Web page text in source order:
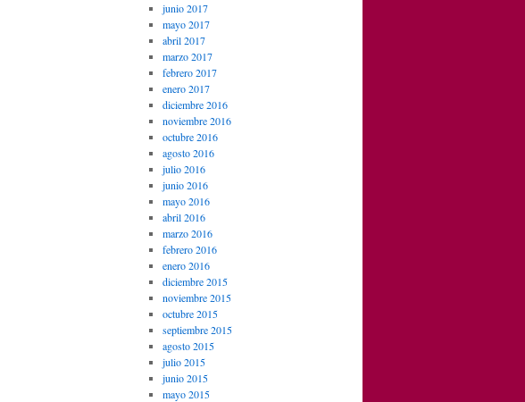
junio 2017
mayo 2017
abril 2017
marzo 2017
febrero 2017
enero 2017
diciembre 2016
noviembre 2016
octubre 2016
agosto 2016
julio 2016
junio 2016
mayo 2016
abril 2016
marzo 2016
febrero 2016
enero 2016
diciembre 2015
noviembre 2015
octubre 2015
septiembre 2015
agosto 2015
julio 2015
junio 2015
mayo 2015